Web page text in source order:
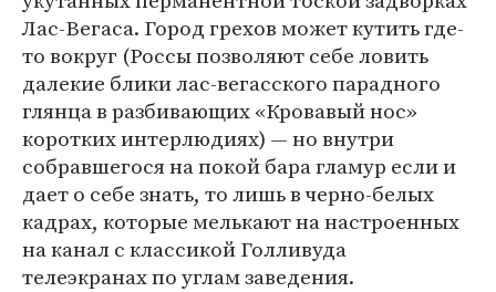
Лас-Вегаса. Город грехов может кутить где-
то вокруг (Россы позволяют себе ловить
далекие блики лас-вегасского парадного
глянца в разбивающих «Кровавый нос»
коротких интерлюдиях) — но внутри
собравшегося на покой бара гламур если и
дает о себе знать, то лишь в черно-белых
кадрах, которые мелькают на настроенных
на канал с классикой Голливуда
телеэкранах по углам заведения.